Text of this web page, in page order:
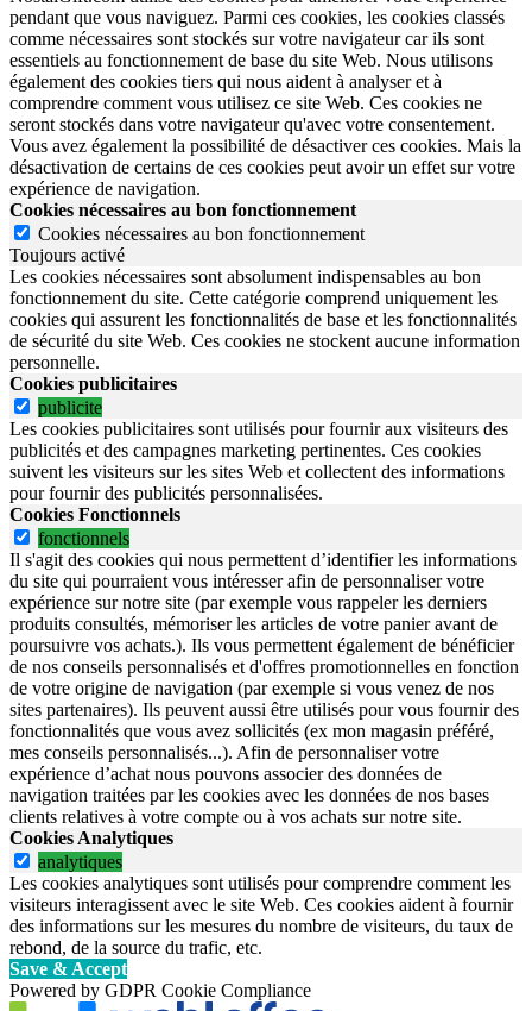
pendant que vous naviguez. Parmi ces cookies, les cookies classés
comme nécessaires sont stockés sur votre navigateur car ils sont
essentiels au fonctionnement de base du site Web. Nous utilisons
également des cookies tiers qui nous aident à analyser et à
comprendre comment vous utilisez ce site Web. Ces cookies ne
seront stockés dans votre navigateur qu'avec votre consentement.
Vous avez également la possibilité de désactiver ces cookies. Mais la
désactivation de certains de ces cookies peut avoir un effet sur votre
expérience de navigation.
Cookies nécessaires au bon fonctionnement
Cookies nécessaires au bon fonctionnement
Toujours activé
Les cookies nécessaires sont absolument indispensables au bon
fonctionnement du site. Cette catégorie comprend uniquement les
cookies qui assurent les fonctionnalités de base et les fonctionnalités
de sécurité du site Web. Ces cookies ne stockent aucune information
personnelle.
Cookies publicitaires
publicite
Les cookies publicitaires sont utilisés pour fournir aux visiteurs des
publicités et des campagnes marketing pertinentes. Ces cookies
suivent les visiteurs sur les sites Web et collectent des informations
pour fournir des publicités personnalisées.
Cookies Fonctionnels
fonctionnels
Il s'agit des cookies qui nous permettent d’identifier les informations
du site qui pourraient vous intéresser afin de personnaliser votre
expérience sur notre site (par exemple vous rappeler les derniers
produits consultés, mémoriser les articles de votre panier avant de
poursuivre vos achats.). Ils vous permettent également de bénéficier
de nos conseils personnalisés et d'offres promotionnelles en fonction
de votre origine de navigation (par exemple si vous venez de nos
sites partenaires). Ils peuvent aussi être utilisés pour vous fournir des
fonctionnalités que vous avez sollicités (ex mon magasin préféré,
mes conseils personnalisés...). Afin de personnaliser votre
expérience d’achat nous pouvons associer des données de
navigation traitées par les cookies avec les données de nos bases
clients relatives à votre compte ou à vos achats sur notre site.
Cookies Analytiques
analytiques
Les cookies analytiques sont utilisés pour comprendre comment les
visiteurs interagissent avec le site Web. Ces cookies aident à fournir
des informations sur les mesures du nombre de visiteurs, du taux de
rebond, de la source du trafic, etc.
Save & Accept
Powered by GDPR Cookie Compliance